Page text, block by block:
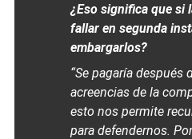
¿Eso significa que si
fallar en segunda
embargarlos?
“Se pagaría después
acreencias de la
esto nos permite
para defendernos.